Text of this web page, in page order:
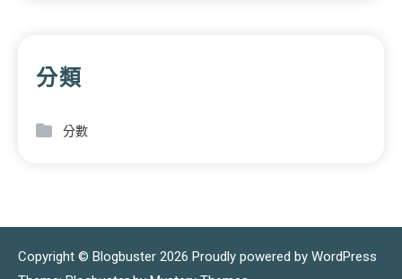
分類
分數
Copyright © Blogbuster 2026 Proudly powered by WordPress